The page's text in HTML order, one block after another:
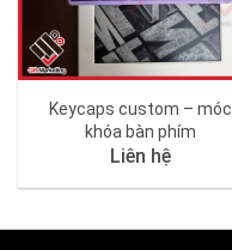
Keycaps custom – móc
khóa bàn phím
Liên hệ